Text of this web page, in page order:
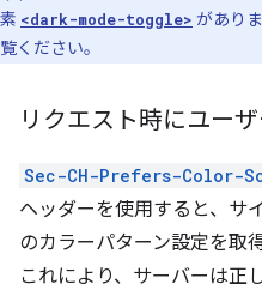
素 <dark-mode-toggle> があり
覧ください。
リクエスト時にユー
Sec-CH-Prefers-Color-
ヘッダーを使用すると、サ
のカラーパターン設定を取
これにより、サーバーは正